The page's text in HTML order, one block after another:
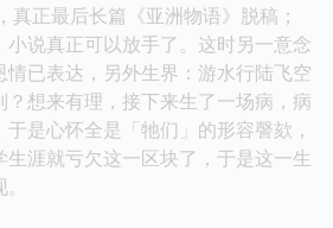
正最后长篇《亚洲物语》脱稿；
小说真正可以放手了。这时另一意念
情已表达，另外生界：游水行陆飞空
？想来有理，接下来生了一场病，病
是心怀全是「牠们」的形容謦欬，
生涯就亏欠这一区块了，于是这一生